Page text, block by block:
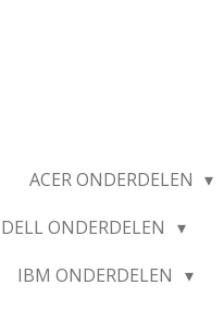
ACER ONDERDELEN
DELL ONDERDELEN
IBM ONDERDELEN